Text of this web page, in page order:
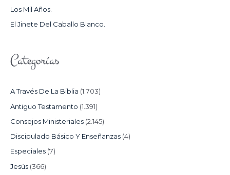
:Los Mil Años.
El Jinete Del Caballo Blanco.
Categorías
A Través De La Biblia (1.703)
Antiguo Testamento (1.391)
Consejos Ministeriales (2.145)
Discipulado Básico Y Enseñanzas (4)
Especiales (7)
Jesús (366)